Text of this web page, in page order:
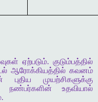
ஏற்படும். குடும்பத்தில்
ஆரோக்கியத்தில் கவனம்
முயற்சிகளுக்கு
நண்பர்களின் உதவியால்